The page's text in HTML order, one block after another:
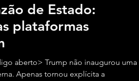
de Estado:
plataformas
aberto> Trump não inaugurou uma
Apenas tornou explícita a